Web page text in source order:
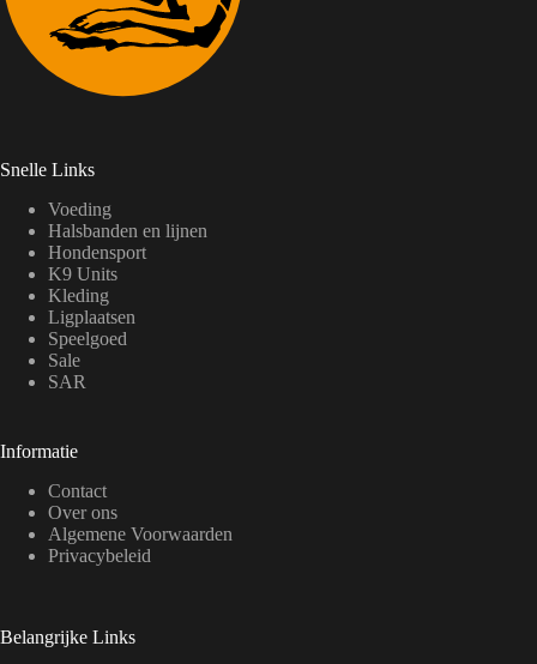
Snelle Links
Voeding
Halsbanden en lijnen
Hondensport
K9 Units
Kleding
Ligplaatsen
Speelgoed
Sale
SAR
Informatie
Contact
Over ons
Algemene Voorwaarden
Privacybeleid
Belangrijke Links